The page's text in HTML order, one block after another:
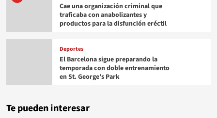
Cae una organización criminal que
traficaba con anabolizantes y
productos para la disfunción eréctil
Deportes
El Barcelona sigue preparando la
temporada con doble entrenamiento
en St. George’s Park
Te pueden interesar